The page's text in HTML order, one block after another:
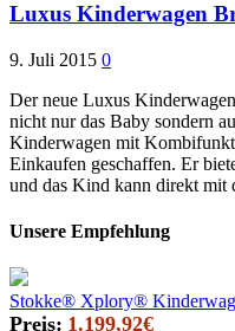
Luxus Kinderwagen
9. Juli 2015 0
Der neue Luxus
nicht nur das Baby sondern
Kinderwagen mit
Einkaufen geschaffen. Er
und das Kind kann direkt mit
Unsere Empfehlung
Stokke® Xplory®
Preis: 1.199,92€